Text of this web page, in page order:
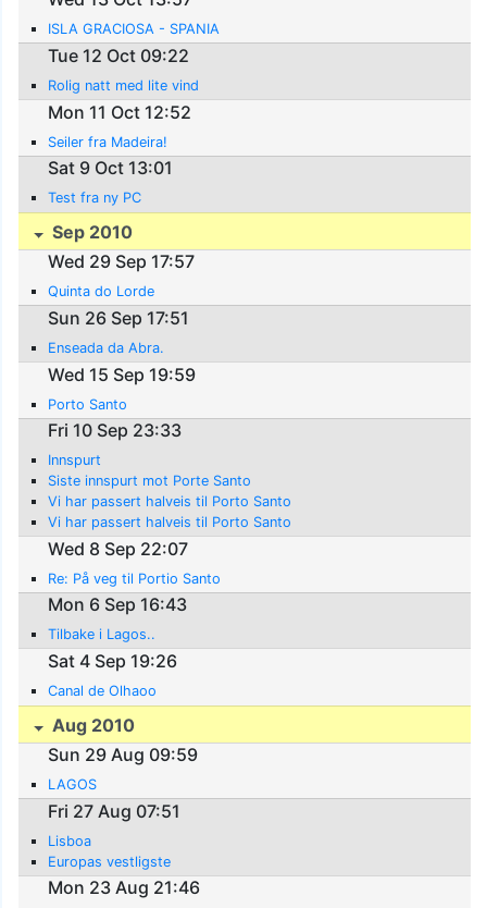
ISLA GRACIOSA - SPANIA
Tue 12 Oct 09:22
Rolig natt med lite vind
Mon 11 Oct 12:52
Seiler fra Madeira!
Sat 9 Oct 13:01
Test fra ny PC
Sep 2010
Wed 29 Sep 17:57
Quinta do Lorde
Sun 26 Sep 17:51
Enseada da Abra.
Wed 15 Sep 19:59
Porto Santo
Fri 10 Sep 23:33
Innspurt
Siste innspurt mot Porte Santo
Vi har passert halveis til Porto Santo
Vi har passert halveis til Porto Santo
Wed 8 Sep 22:07
Re: På veg til Portio Santo
Mon 6 Sep 16:43
Tilbake i Lagos..
Sat 4 Sep 19:26
Canal de Olhaoo
Aug 2010
Sun 29 Aug 09:59
LAGOS
Fri 27 Aug 07:51
Lisboa
Europas vestligste
Mon 23 Aug 21:46